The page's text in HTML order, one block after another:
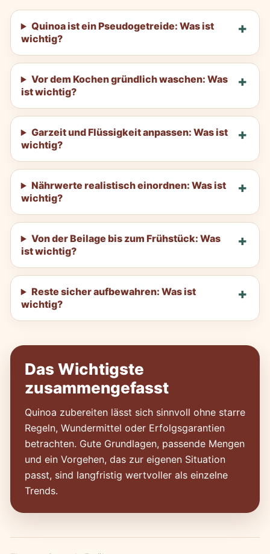
Quinoa ist ein Pseudogetreide: Was ist
wichtig?
Vor dem Kochen gründlich waschen: Was
ist wichtig?
Garzeit und Flüssigkeit anpassen: Was ist
wichtig?
Nährwerte realistisch einordnen: Was ist
wichtig?
Von der Beilage bis zum Frühstück: Was
ist wichtig?
Reste sicher aufbewahren: Was ist
wichtig?
Das Wichtigste
zusammengefasst
Quinoa zubereiten lässt sich sinnvoll ohne starre
Regeln, Wundermittel oder Erfolgsgarantien
betrachten. Gute Grundlagen, passende Mengen
und ein Vorgehen, das zur eigenen Situation
passt, sind langfristig wertvoller als einzelne
Trends.